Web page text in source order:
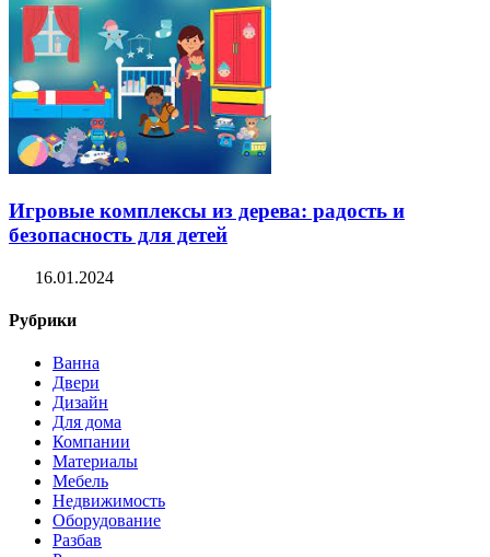
Игровые комплексы из дерева: радость и
безопасность для детей
16.01.2024
Рубрики
Ванна
Двери
Дизайн
Для дома
Компании
Материалы
Мебель
Недвижимость
Оборудование
Разбав